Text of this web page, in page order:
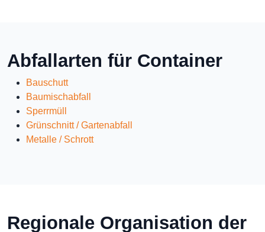
Abfallarten für Container
Bauschutt
Baumischabfall
Sperrmüll
Grünschnitt / Gartenabfall
Metalle / Schrott
Regionale Organisation der